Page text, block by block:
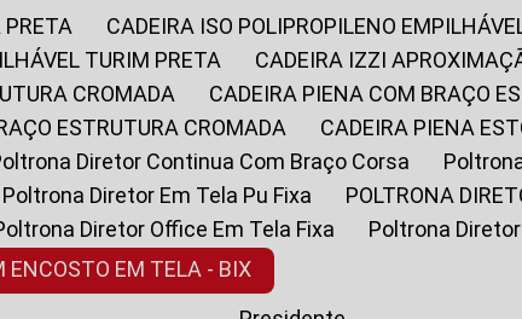
PRETA
CADEIRA ISO POLIPROPILENO
TURIM PRETA
CADEIRA IZZI
CROMADA
CADEIRA PIENA COM BRAÇO
ESTRUTURA CROMADA
CADEIRA PIENA
Poltrona Diretor Continua Com Braço Corsa
Poltrona Diretor Em Tela Pu Fixa
POLTRONA
Poltrona Diretor Office Em Tela Fixa
Poltrona
ENCOSTO EM TELA - BIX